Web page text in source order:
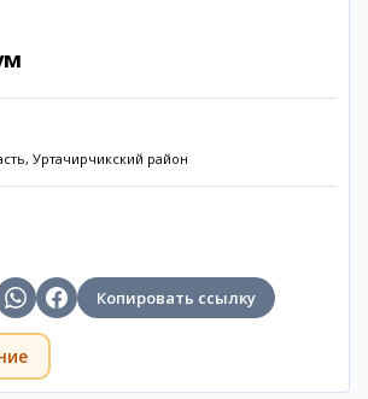
Уртачирчикский район
Копировать ссылку